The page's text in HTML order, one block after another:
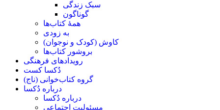
سبک زندگی
گوناگون
همۀ کتاب‌ها
به زودی
کاوش (کودک و ‌نوجوان)
بروشور کتاب‌ها
رویدادهای فرهنگی
دُکسا کست
گروه کتاب‌خوانی (ناج)
درباره دُکسا
درباره دُکسا
مسئولیت اجتماعی